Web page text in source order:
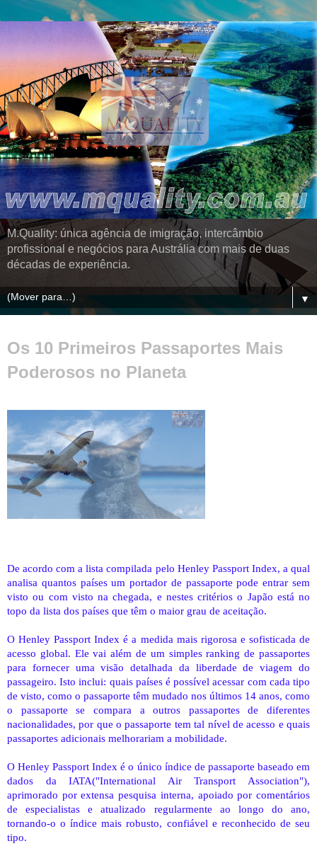
M.Quality: única agência de imigração, intercâmbio
profissional e negócios para Austrália com mais de duas
décadas de experiência.
▼
Os 10 Primeiros Passaportes Mais
Poderosos no Planeta
De acordo com a lista compilada pelo Henley Passport Index, a qual
analisa quantos países um portador de passaporte pode entrar sem
visto ou com visto na chegada, e nestes critérios o Japão está no
topo da lista dos países que têm o maior grau de aceitação.
O Henley Passport Index é a medida mais rigorosa e sofisticada de
acesso global. Ele vai além de um simples ranking de passaportes
para fornecer uma visão detalhada da liberdade de viagem do
passageiro. Isto inclui: quais países é possível acessar com cada tipo
de visto, como o passaporte têm mudado nos últimos 14 anos, como
o passaporte se compara a outros passaportes de diferentes
nacionalidades, por que o passaporte tem tal nível de acesso e quais
passaportes adicionais melhorariam a mobilidade.
O Henley Passport Index é o único índice de passaporte baseado em
dados da IATA("International Air Transport Association"),
aprimorado por extensa pesquisa interna, apoiado por comentários
de especialistas e atualizado regularmente ao longo do ano,
tornando-o o índice mais robusto, confiável e reconhecido de seu
tipo.